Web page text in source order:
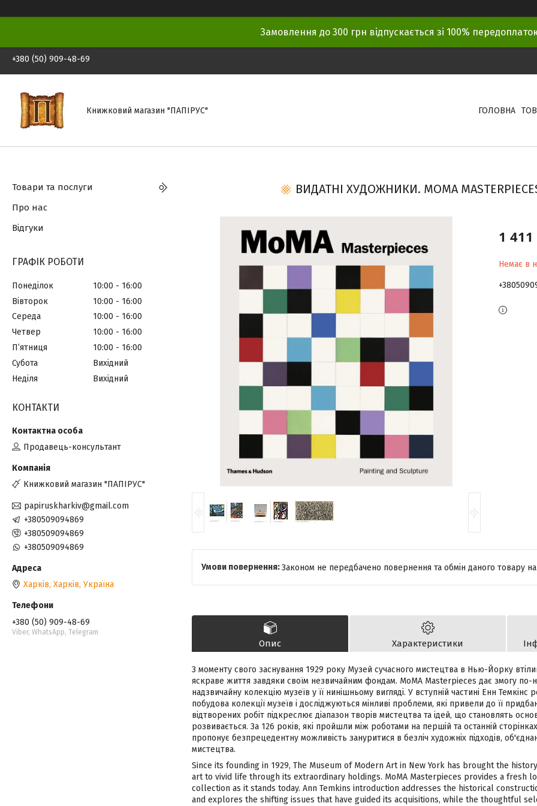
Замовлення до 300 грн відпускається зі 100%
+380 (50) 909-48-69
Книжковий магазин "ПАПІРУС" ГОЛОВНА
ВИДАТНІ ХУДОЖНИКИ. MOMA
1 411
Немає в
Законом не передбачено повернення та обмін даного товару
Опис Характеристики
З моменту свого заснування 1929 року Музей сучасного мистецтва в Нью-Йорку
яскраве життя завдяки своїм незвичайним фондам. MoMA Masterpieces дає змогу по-
надзвичайну колекцію музеїв у її нинішньому вигляді. У вступній частині Енн Темкінс
побудова колекції музеїв і досліджуються мінливі проблеми, які привели до її
відтворених робіт підкреслює діапазон творів мистецтва та ідей, що становлять
розвивається. За 126 років, які пройшли між роботами на першій та останній
пропонує безпрецедентну можливість зануритися в безліч художніх підходів,
мистецтва.
Since its founding in 1929, The Museum of Modern Art in New York has brought the
art to vivid life through its extraordinary holdings. MoMA Masterpieces provides a fresh
collection as it stands today. Ann Temkins introduction addresses the historical
and explores the shifting issues that have guided its acquisitions, while the thoughtful
Товари та послуги
Про нас
Відгуки
ГРАФІК РОБОТИ
Понеділок 10:00
16:00
Вівторок
10:00
16:00
Середа
10:00
16:00
Четвер
10:00
16:00
Пʼятниця
10:00
16:00
Субота
Вихідний
Неділя
Вихідний
КОНТАКТИ
Продавець-консультант
Книжковий магазин "ПАПІРУС"
papiruskharkiv@gmail.com
+380509094869
+380509094869
+380509094869
Харків, Харків, Україна
+380 (50) 909-48-69
Viber, WhatsApp, Telegram